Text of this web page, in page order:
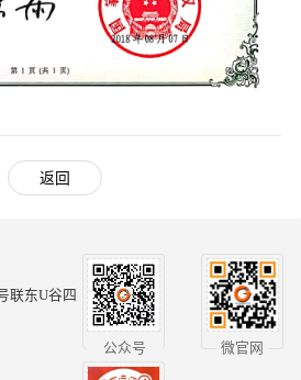
返回
联东U谷四
公众号 微官网